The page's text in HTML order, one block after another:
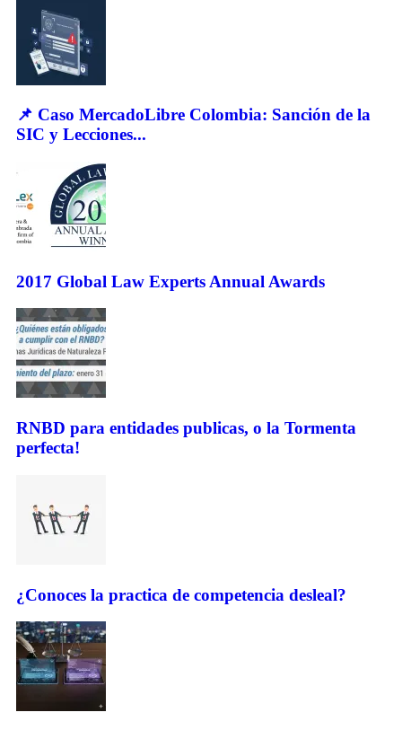
📌 Caso MercadoLibre Colombia: Sanción de la
SIC y Lecciones...
2017 Global Law Experts Annual Awards
RNBD para entidades publicas, o la Tormenta
perfecta!
¿Conoces la practica de competencia desleal?